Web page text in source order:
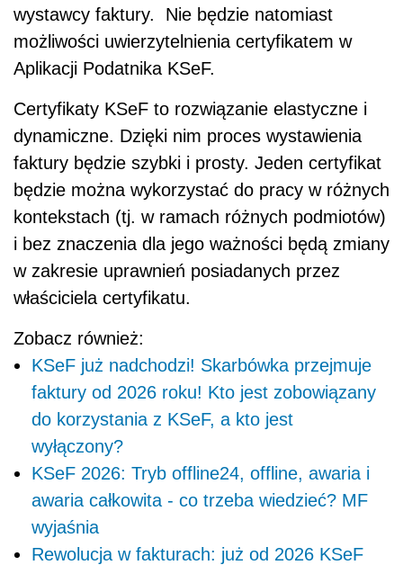
wystawcy faktury. Nie będzie natomiast
możliwości uwierzytelnienia certyfikatem w
Aplikacji Podatnika KSeF.
Certyfikaty KSeF to rozwiązanie elastyczne i
dynamiczne. Dzięki nim proces wystawienia
faktury będzie szybki i prosty. Jeden certyfikat
będzie można wykorzystać do pracy w różnych
kontekstach (tj. w ramach różnych podmiotów)
i bez znaczenia dla jego ważności będą zmiany
w zakresie uprawnień posiadanych przez
właściciela certyfikatu.
Zobacz również:
KSeF już nadchodzi! Skarbówka przejmuje
faktury od 2026 roku! Kto jest zobowiązany
do korzystania z KSeF, a kto jest
wyłączony?
KSeF 2026: Tryb offline24, offline, awaria i
awaria całkowita - co trzeba wiedzieć? MF
wyjaśnia
Rewolucja w fakturach: już od 2026 KSeF